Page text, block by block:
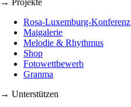
→ Projekte
Rosa-Luxemburg-Konferenz
Maigalerie
Melodie & Rhythmus
Shop
Fotowettbewerb
Granma
→ Unterstützen